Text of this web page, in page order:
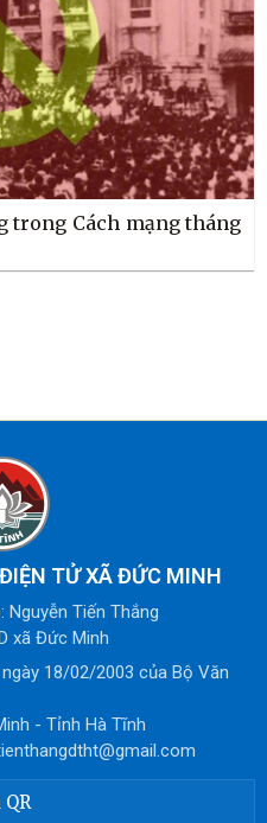
trong Cách mạng tháng
TỬ XÃ ĐỨC MINH
Nguyễn Tiến Thắng
xã Đức Minh
18/02/2003 của Bộ Văn
- Tỉnh Hà Tĩnh